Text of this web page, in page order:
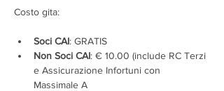
Costo gita:
Soci CAI: GRATIS
Non Soci CAI: € 10.00 (include RC Terzi
e Assicurazione Infortuni con
Massimale A